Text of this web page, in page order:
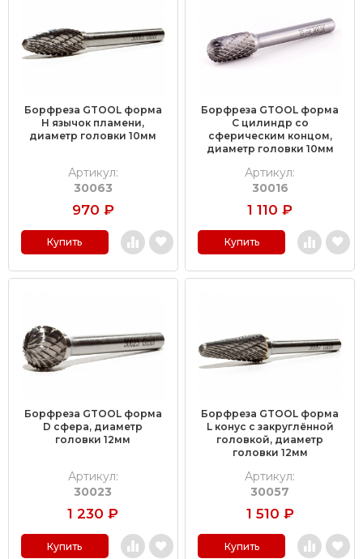
Борфреза GTOOL форма
H язычок пламени,
диаметр головки 10мм
Артикул:
30063
970 ₽
Купить
Борфреза GTOOL форма
C цилиндр со
сферическим концом,
диаметр головки 10мм
Артикул:
30016
1 110 ₽
Купить
Борфреза GTOOL форма
D сфера, диаметр
головки 12мм
Артикул:
30023
1 230 ₽
Купить
Борфреза GTOOL форма
L конус с закруглённой
головкой, диаметр
головки 12мм
Артикул:
30057
1 510 ₽
Купить